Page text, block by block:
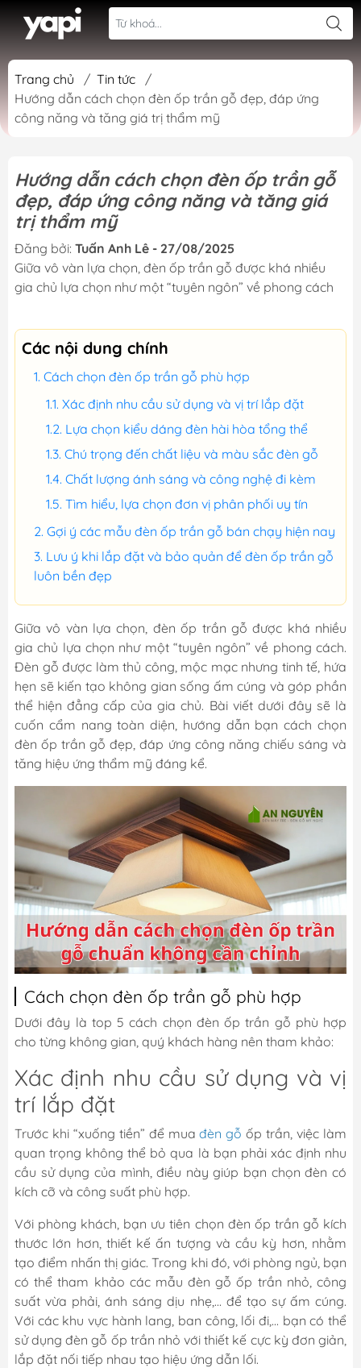
Trang chủ / Tin tức
/
Hướng dẫn cách chọn đèn ốp trần gỗ đẹp, đáp ứng
công năng và tăng giá trị thẩm mỹ
Hướng dẫn cách chọn đèn ốp trần gỗ
đẹp, đáp ứng công năng và tăng giá
trị thẩm mỹ
Đăng bởi: Tuấn Anh Lê - 27/08/2025
Giữa vô vàn lựa chọn, đèn ốp trần gỗ được khá nhiều
gia chủ lựa chọn như một “tuyên ngôn” về phong cách
Các nội dung chính
Cách chọn đèn ốp trần gỗ phù hợp
Xác định nhu cầu sử dụng và vị trí lắp đặt
Lựa chọn kiểu dáng đèn hài hòa tổng thể
Chú trọng đến chất liệu và màu sắc đèn gỗ
Chất lượng ánh sáng và công nghệ đi kèm
Tìm hiểu, lựa chọn đơn vị phân phối uy tín
Gợi ý các mẫu đèn ốp trần gỗ bán chạy hiện nay
Lưu ý khi lắp đặt và bảo quản để đèn ốp trần gỗ
luôn bền đẹp
Giữa vô vàn lựa chọn, đèn ốp trần gỗ được khá nhiều
gia chủ lựa chọn như một “tuyên ngôn” về phong cách.
Đèn gỗ được làm thủ công, mộc mạc nhưng tinh tế, hứa
hẹn sẽ kiến tạo không gian sống ấm cúng và góp phần
thể hiện đẳng cấp của gia chủ. Bài viết dưới đây sẽ là
cuốn cẩm nang toàn diện, hướng dẫn bạn cách chọn
đèn ốp trần gỗ đẹp, đáp ứng công năng chiếu sáng và
tăng hiệu ứng thẩm mỹ đáng kể.
Cách chọn đèn ốp trần gỗ phù hợp
Dưới đây là top 5 cách chọn đèn ốp trần gỗ phù hợp
cho từng không gian, quý khách hàng nên tham khảo:
Xác định nhu cầu sử dụng và vị
trí lắp đặt
Trước khi “xuống tiền” để muađèn gỗ ốp trần, việc làm
quan trọng không thể bỏ qua là bạn phải xác định nhu
cầu sử dụng của mình, điều này giúp bạn chọn đèn có
kích cỡ và công suất phù hợp.
Với phòng khách, bạn ưu tiên chọn đèn ốp trần gỗ kích
thước lớn hơn, thiết kế ấn tượng và cầu kỳ hơn, nhằm
tạo điểm nhấn thị giác. Trong khi đó, với phòng ngủ, bạn
có thể tham khảo các mẫu đèn gỗ ốp trần nhỏ, công
suất vừa phải, ánh sáng dịu nhẹ,... để tạo sự ấm cúng.
Với các khu vực hành lang, ban công, lối đi,... bạn có thể
sử dụng đèn gỗ ốp trần nhỏ với thiết kế cực kỳ đơn giản,
lắp đặt nối tiếp nhau tạo hiệu ứng dẫn lối.